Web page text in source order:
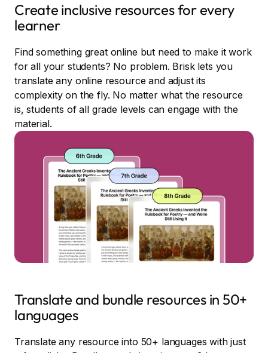
Create inclusive resources for every
learner
Find something great online but need to make it work
for all your students? No problem. Brisk lets you
translate any online resource and adjust its
complexity on the fly. No matter what the resource
is, students of all grade levels can engage with the
material.
Translate and bundle resources in 50+
languages
Translate any resource into 50+ languages with just